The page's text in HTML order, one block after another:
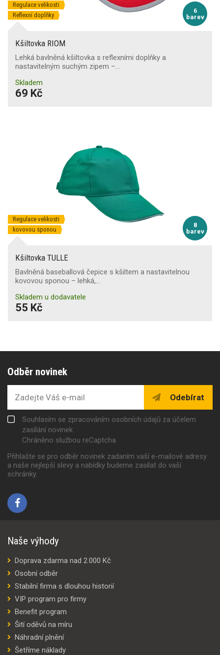
6
barev
Regulace velikosti
Reflexní doplňky
Kšiltovka RIOM
Lehká bavlněná kšiltovka s reflexními doplňky a
nastavitelným suchým zipem –…
Skladem
69 Kč
8
barev
Regulace velikosti
kovovou sponou
Kšiltovka TULLE
Bavlněná baseballová čepice s kšiltem a nastavitelnou
kovovou sponou – lehká,…
Skladem u dodavatele
55 Kč
Odběr novinek
Odebírat
Souhlasím se zpracováním osobních údajů za účelem
zasílání novinek
Chráněno službou reCaptcha
Přihlašte se pro odběr novinek zadaním vaší e-mailové adresy
a naše nejlepší slevy a nabídky budeme zasílat do vaší
schránky.
Naše výhody
Doprava zdarma nad 2.000 Kč
Osobní odběr
Stabilní firma s dlouhou historií
VIP program pro firmy
Benefit program
Šití oděvů na míru
Náhradní plnění
Šetříme náklady